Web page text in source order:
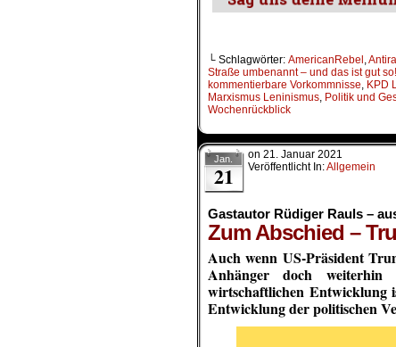
└ Schlagwörter: AmericanRebel ,
Straße umbenannt – und das ist gut so!
kommentierbare Vorkommnisse, KPD
Marxismus Leninismus, Politik und
Wochenrückblick
Jan.
21
on 21. Januar 2021
Veröffentlicht In:Allgemein
Gastautor Rüdiger Rauls –
Zum Abschied –
Auch wenn US-Präsident
Anhänger doch weiterhin
wirtschaftlichen Entwicklung
Entwicklung der politischen